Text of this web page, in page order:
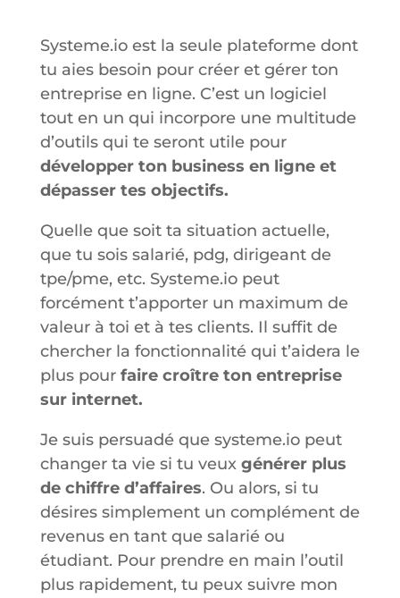
Systeme.io est la seule plateforme dont
tu aies besoin pour créer et gérer ton
entreprise en ligne. C’est un logiciel
tout en un qui incorpore une multitude
d’outils qui te seront utile pour
développer ton business en ligne et
dépasser tes objectifs.
Quelle que soit ta situation actuelle,
que tu sois salarié, pdg, dirigeant de
tpe/pme, etc. Systeme.io peut
forcément t’apporter un maximum de
valeur à toi et à tes clients. Il suffit de
chercher la fonctionnalité qui t’aidera le
plus pour faire croître ton entreprise
sur internet.
Je suis persuadé que systeme.io peut
changer ta vie si tu veux générer plus
de chiffre d’affaires. Ou alors, si tu
désires simplement un complément de
revenus en tant que salarié ou
étudiant. Pour prendre en main l’outil
plus rapidement, tu peux suivre mon